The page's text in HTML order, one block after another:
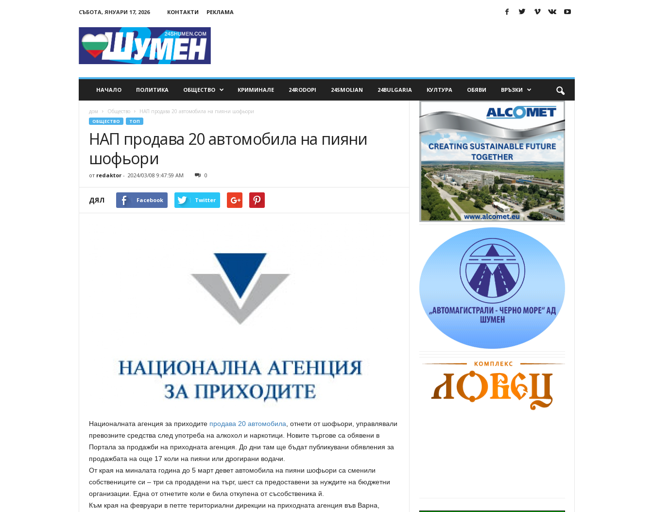
СЪБОТА, ЯНУАРИ 17, 2026 КОНТАКТИ РЕКЛАМА
НАЧАЛО ПОЛИТИКА ОБЩЕСТВО КРИМИНАЛЕ 24RODOPI 24SMOLIAN 24BULGARIA КУЛТУРА ОБЯВИ ВРЪЗКИ
дом Общество НАП продава 20 автомобила на пияни шофьори
ОБЩЕСТВО ТОП
НАП продава 20 автомобила на пияни
шофьори
от redaktor- 2024/03/08 9:47:59 AM 0
ДЯЛ Facebook Twitter
Националната агенция за приходите продава 20 автомобила , отнети от шофьори, управлявали
превозните средства след употреба на алкохол и наркотици. Новите търгове са обявени в
Портала за продажби на приходната агенция. До дни там ще бъдат публикувани обявления за
продажбата на още 17 коли на пияни или дрогирани водачи.
От края на миналата година до 5 март девет автомобила на пияни шофьори са сменили
собствениците си – три са продадени на търг, шест са предоставени за нуждите на бюджетни
организации. Една от отнетите коли е била откупена от съсобственика й.
Към края на февруари в петте териториални дирекции на приходната агенция във Варна,